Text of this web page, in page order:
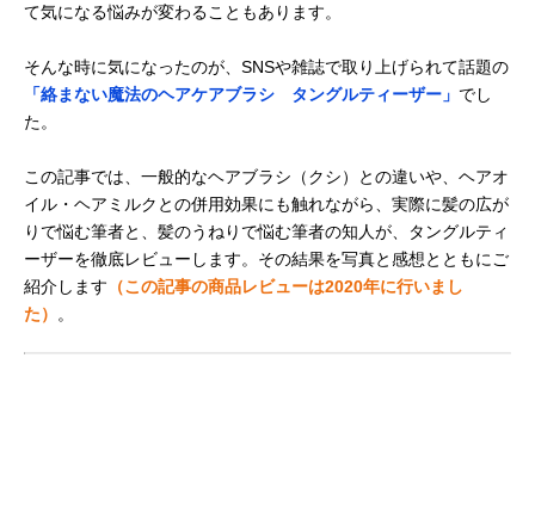
て気になる悩みが変わることもあります。
そんな時に気になったのが、SNSや雑誌で取り上げられて話題の
「絡まない魔法のヘアケアブラシ タングルティーザー」 でし
た。
この記事では、一般的なヘアブラシ（クシ）との違いや、ヘアオ
イル・ヘアミルクとの併用効果にも触れながら、実際に髪の広が
りで悩む筆者と、髪のうねりで悩む筆者の知人が、タングルティ
ーザーを徹底レビューします。その結果を写真と感想とともにご
紹介します （この記事の商品レビューは2020年に行いまし
た）
。